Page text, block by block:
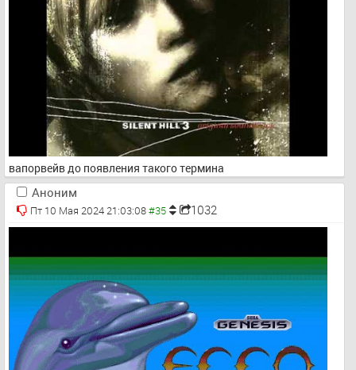
вапорвейв до появления такого термина
Аноним
Пт 10 Мая 2024 21:03:08 1032